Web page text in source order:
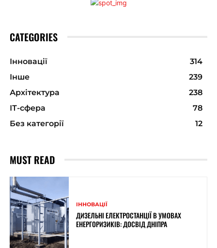
CATEGORIES
Інновації
314
Інше
239
Архітектура
238
ІТ-сфера
78
Без категорії
12
MUST READ
ІННОВАЦІЇ
ДИЗЕЛЬНІ ЕЛЕКТРОСТАНЦІЇ В УМОВАХ
ЕНЕРГОРИЗИКІВ: ДОСВІД ДНІПРА